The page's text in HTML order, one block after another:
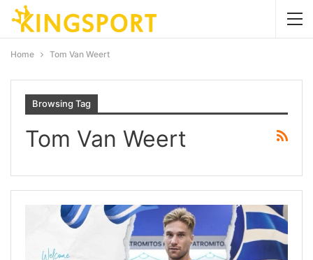
Home Tom Van Weert
Browsing Tag
Tom Van Weert